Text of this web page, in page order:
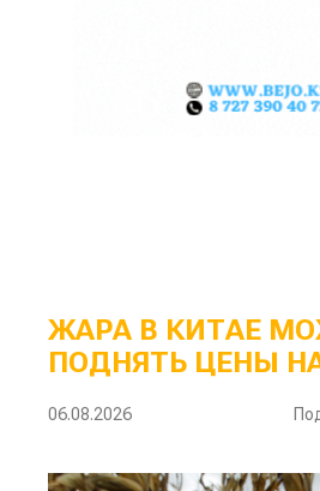
ЖАРА В КИТАЕ
ПОДНЯТЬ ЦЕНЫ
06.08.2026